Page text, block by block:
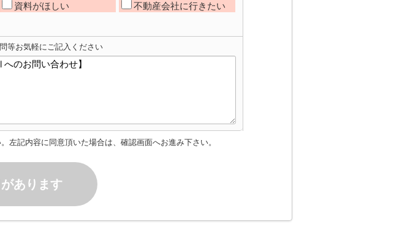
資料がほしい
不動産会社に行きたい
等お気軽にご記入ください
左記内容に同意頂いた場合は、確認画面へお進み下さい。
あります